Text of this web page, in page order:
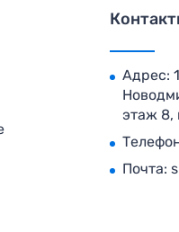
Адрес:
этаж 8,
Почта: